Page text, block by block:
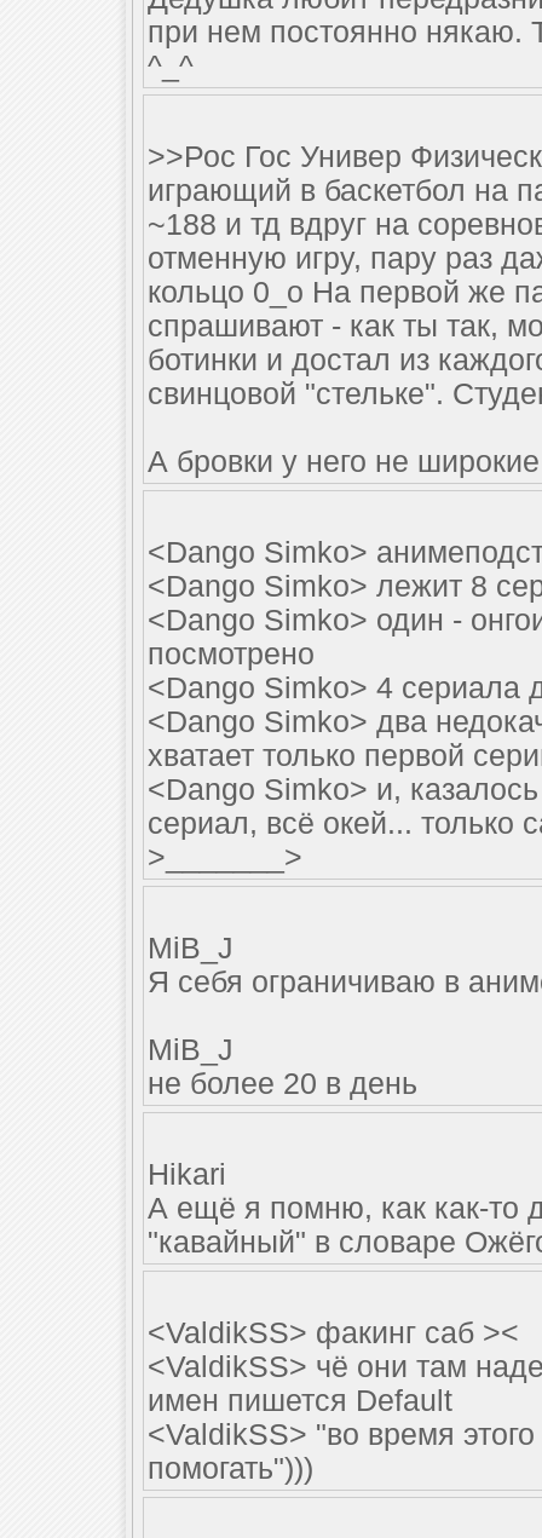
при нем постоянно някаю.
^_^
>>Рос Гос Универ
играющий в баскетбол на
~188 и тд вдруг на
отменную игру, пару раз
кольцо 0_о На первой же
спрашивают - как ты так,
ботинки и достал из
свинцовой "стельке".
А бровки у него не
<Dango Simko>
<Dango Simko> лежит 8
<Dango Simko> один -
посмотрено
<Dango Simko> 4 сериала
<Dango Simko> два
хватает только первой
<Dango Simko> и,
сериал, всё окей... только
>_______>
MiB_J
Я себя ограничиваю в
MiB_J
не более 20 в день
Hikari
А ещё я помню, как как-то
"кавайный" в словаре
<ValdikSS> факинг саб ><
<ValdikSS> чё они там
имен пишется Default
<ValdikSS> "во время
помогать")))